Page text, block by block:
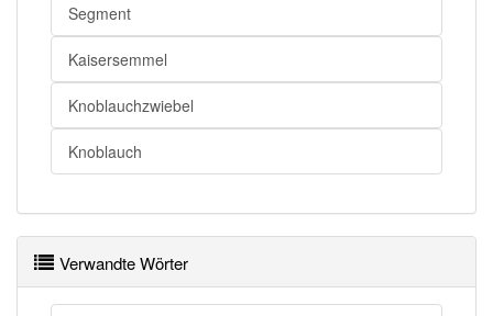
Segment
Kaisersemmel
Knoblauchzwiebel
Knoblauch
Verwandte Wörter